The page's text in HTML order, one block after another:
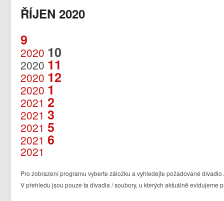
ŘÍJEN 2020
9
2020 10
2020 11
2020 12
2020 1
2021 2
2021 3
2021 5
2021 6
2021
Pro zobrazení programu vyberte záložku a vyhledejte požadované
V přehledu jsou pouze ta divadla / soubory, u kterých aktuálně evidujeme